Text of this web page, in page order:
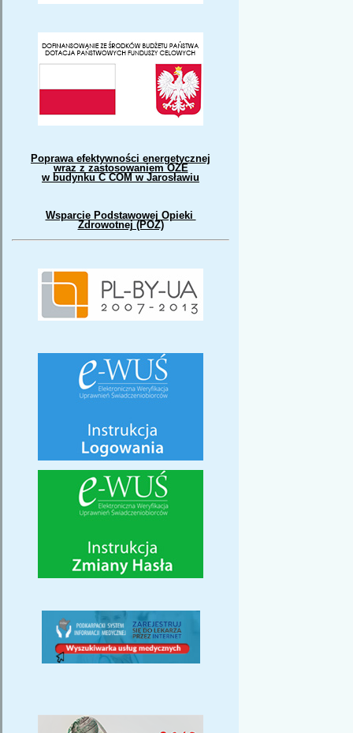
Poprawa efektywności energetycznej
wraz z zastosowaniem OZE
w budynku C COM w Jarosławiu
Wsparcie Podstawowej Opieki
Zdrowotnej (POZ)